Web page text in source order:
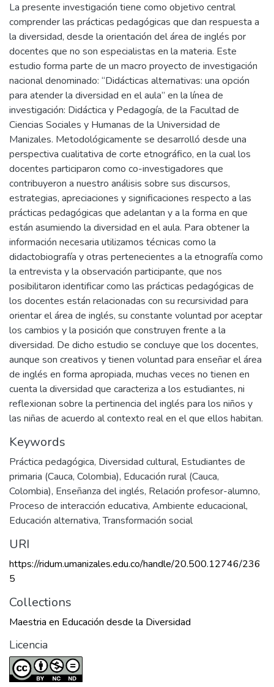
La presente investigación tiene como objetivo central
comprender las prácticas pedagógicas que dan respuesta a
la diversidad, desde la orientación del área de inglés por
docentes que no son especialistas en la materia. Este
estudio forma parte de un macro proyecto de investigación
nacional denominado: “Didácticas alternativas: una opción
para atender la diversidad en el aula” en la línea de
investigación: Didáctica y Pedagogía, de la Facultad de
Ciencias Sociales y Humanas de la Universidad de
Manizales. Metodológicamente se desarrolló desde una
perspectiva cualitativa de corte etnográfico, en la cual los
docentes participaron como co-investigadores que
contribuyeron a nuestro análisis sobre sus discursos,
estrategias, apreciaciones y significaciones respecto a las
prácticas pedagógicas que adelantan y a la forma en que
están asumiendo la diversidad en el aula. Para obtener la
información necesaria utilizamos técnicas como la
didactobiografía y otras pertenecientes a la etnografía como
la entrevista y la observación participante, que nos
posibilitaron identificar como las prácticas pedagógicas de
los docentes están relacionadas con su recursividad para
orientar el área de inglés, su constante voluntad por aceptar
los cambios y la posición que construyen frente a la
diversidad. De dicho estudio se concluye que los docentes,
aunque son creativos y tienen voluntad para enseñar el área
de inglés en forma apropiada, muchas veces no tienen en
cuenta la diversidad que caracteriza a los estudiantes, ni
reflexionan sobre la pertinencia del inglés para los niños y
las niñas de acuerdo al contexto real en el que ellos habitan.
Keywords
Práctica pedagógica, Diversidad cultural, Estudiantes de
primaria (Cauca, Colombia), Educación rural (Cauca,
Colombia), Enseñanza del inglés, Relación profesor-alumno,
Proceso de interacción educativa, Ambiente educacional,
Educación alternativa,Transformación social
URI
https://ridum.umanizales.edu.co/handle/20.500.12746/236
5
Collections
Maestria en Educación desde la Diversidad
Licencia